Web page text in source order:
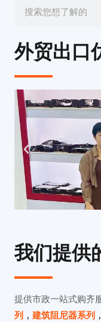
r外贸出口
P
r
e
i
o
s
我们提供
提供市政一站式购齐
列 ， 建筑阻尼器系列 ，